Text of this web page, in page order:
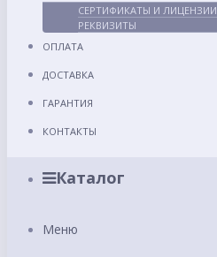
СЕРТИФИКАТЫ И ЛИЦЕНЗИИ
РЕКВИЗИТЫ
ОПЛАТА
ДОСТАВКА
ГАРАНТИЯ
КОНТАКТЫ
Каталог
Меню